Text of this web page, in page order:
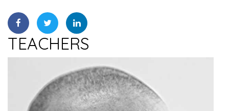
TEACHERS